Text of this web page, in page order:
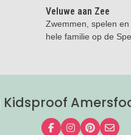
Veluwe aan Zee
Zwemmen, spelen
hele familie op de
Kidsproof
Volg ons op
Volg ons op
Volg ons
Mail